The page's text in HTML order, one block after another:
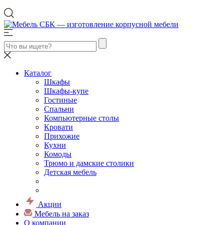
Каталог
Шкафы
Шкафы-купе
Гостиные
Спальни
Компьютерные столы
Кровати
Прихожие
Кухни
Комоды
Трюмо и дамские столики
Детская мебель
Акции
Мебель на заказ
О компании